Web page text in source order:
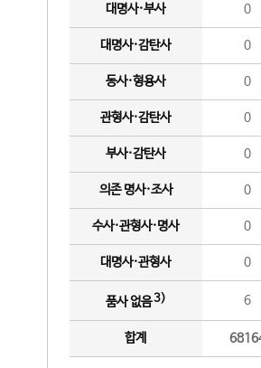
대명사·부사 0
대명사·감탄사 0
동사·형용사 0
관형사·감탄사 0
부사·감탄사 0
의존 명사·조사 0
수사·관형사·명사 0
대명사·관형사 0
품사 없음3) 6
합계